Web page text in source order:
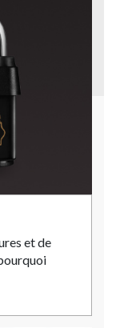
et de